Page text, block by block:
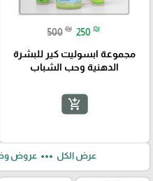
500 ₪ 250 ₪
مجموعة ابسوليت كير للبشرة
الدهنية وحب الشباب
add_shopping_cart
عرض الكل more_horiz عروض